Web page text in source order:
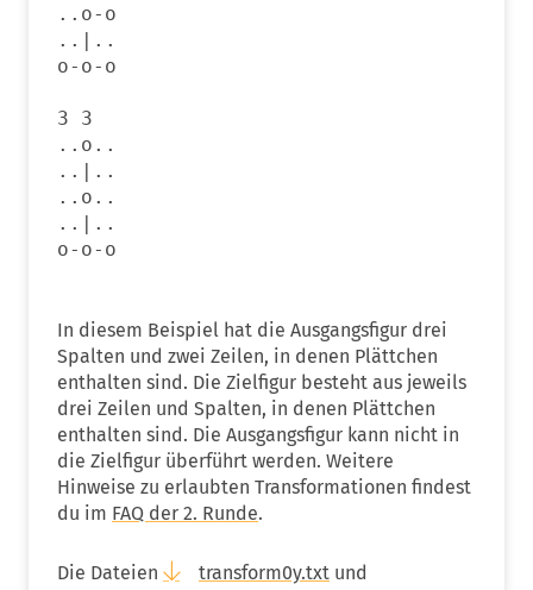
..o-o
..|..
o-o-o
3 3
..o..
..|..
..o..
..|..
o-o-o
In diesem Beispiel hat die Ausgangsfigur drei
Spalten und zwei Zeilen, in denen Plättchen
enthalten sind. Die Zielfigur besteht aus jeweils
drei Zeilen und Spalten, in denen Plättchen
enthalten sind. Die Ausgangsfigur kann nicht in
die Zielfigur überführt werden. Weitere
Hinweise zu erlaubten Transformationen findest
du im FAQ der 2. Runde.
Die Dateien transform0y.txt und